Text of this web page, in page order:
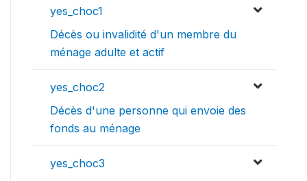
yes_choc1
Décès ou invalidité d'un membre du
ménage adulte et actif
yes_choc2
Décès d'une personne qui envoie des
fonds au ménage
yes_choc3